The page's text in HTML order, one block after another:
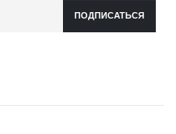
ПОДПИСАТЬСЯ